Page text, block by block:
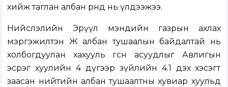
хийж таглан албан өрөөнд нь үлдээжээ.
Нийслэлийн Эрүүл мэндийн газрын ахлах
мэргэжилтэн Ж албан тушаалын байдалтай нь
холбогдуулан хахууль өгсөн асуудлыг Авлигын
эсрэг хуулийн 4 дүгээр зүйлийн 4.1 дэх хэсэгт
заасан нийтийн албан тушаалтны хувиар хуульд